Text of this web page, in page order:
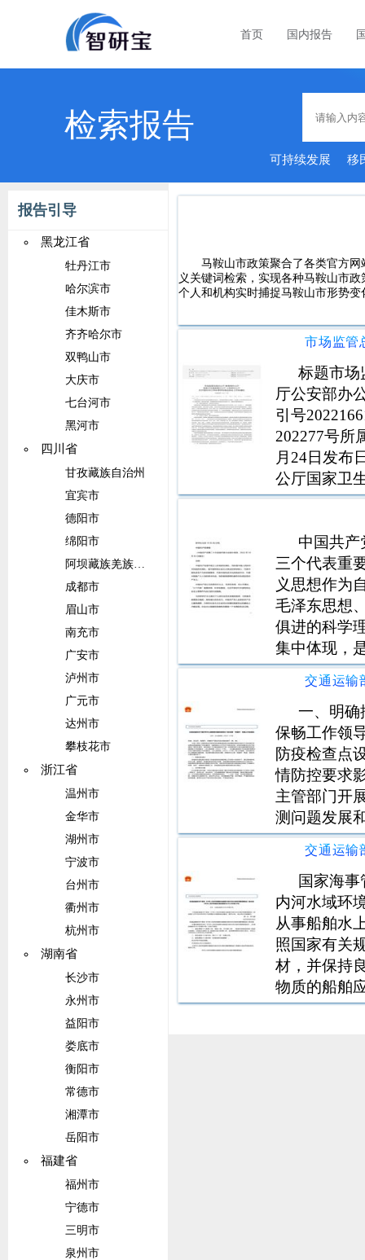
首页 国内报告
检索报告
可持续发展 移
报告引导
黑龙江省
牡丹江市
哈尔滨市
佳木斯市
齐齐哈尔市
双鸭山市
大庆市
七台河市
黑河市
四川省
甘孜藏族自治州
宜宾市
德阳市
绵阳市
阿坝藏族羌族自治州
成都市
眉山市
南充市
广安市
泸州市
广元市
达州市
攀枝花市
浙江省
温州市
金华市
湖州市
宁波市
台州市
衢州市
杭州市
湖南省
长沙市
永州市
益阳市
娄底市
衡阳市
常德市
湘潭市
岳阳市
福建省
福州市
宁德市
三明市
泉州市
马鞍山市政策聚合了各类官方
义关键词检索，实现各种马鞍山市
个人和机构实时捕捉马鞍山市形势
标题市场
厅公安部办
引号
202277号所
月24日发布
公厅国家卫
校食品安全
育厅（
中国共产
三个代表重
义思想作为
毛泽东思想
俱进的科学
集中体现，
慧的结晶，
必须按照中
略布局，统
一、明确
保畅工作领
防疫检查点
情防控要求
主管部门开
测问题发展
货运物流畅
任。省级交
写农村公路
国家海事
内河水域环
从事船舶水
照国家有关
材，并保持
物质的船舶
污染应急计